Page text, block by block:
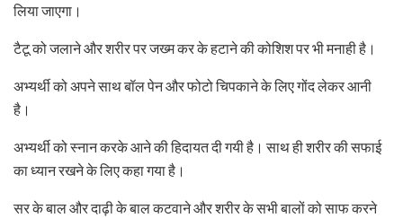
लिया जाएगा।
टैटू को जलाने और शरीर पर जख्म कर के हटाने की कोशिश पर भी मनाही है।
अभ्यर्थी को अपने साथ बॉल पेन और फोटो चिपकाने के लिए गोंद लेकर आनी
है।
अभ्यर्थी को स्नान करके आने की हिदायत दी गयी है। साथ ही शरीर की सफाई
का ध्यान रखने के लिए कहा गया है।
सर के बाल और दाढ़ी के बाल कटवाने और शरीर के सभी बालों को साफ करने